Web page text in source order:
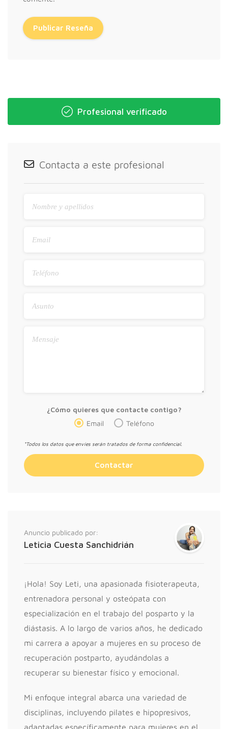
Profesional verificado
Contacta a este profesional
¿Cómo quieres que contacte contigo?
Email
Teléfono
*Todos los datos que envíes serán tratados de forma confidencial.
Anuncio publicado por:
Leticia Cuesta Sanchidrián
¡Hola! Soy Leti, una apasionada fisioterapeuta,
entrenadora personal y osteópata con
especialización en el trabajo del posparto y la
diástasis. A lo largo de varios años, he dedicado
mi carrera a apoyar a mujeres en su proceso de
recuperación postparto, ayudándolas a
recuperar su bienestar físico y emocional.
Mi enfoque integral abarca una variedad de
disciplinas, incluyendo pilates e hipopresivos,
adaptadas específicamente para mujeres en el